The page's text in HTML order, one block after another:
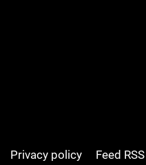
Privacy policy Feed RSS